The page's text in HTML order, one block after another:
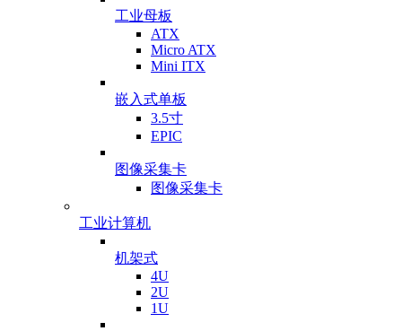
工业母板
ATX
Micro ATX
Mini ITX
嵌入式单板
3.5寸
EPIC
图像采集卡
图像采集卡
工业计算机
机架式
4U
2U
1U